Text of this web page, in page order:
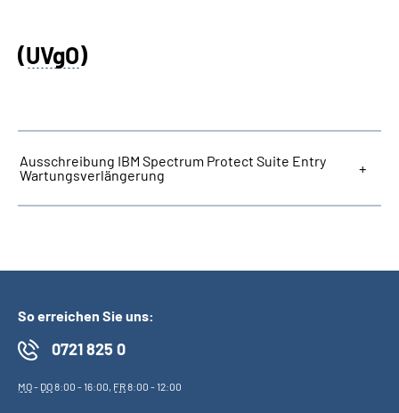
Über uns
Leichte Sprache
Suche
(UVgO)
Ausschreibung IBM Spectrum Protect Suite Entry
Wartungsverlängerung
So erreichen Sie uns:
0721 825 0
MO- DO8:00 - 16:00, FR8:00 - 12:00